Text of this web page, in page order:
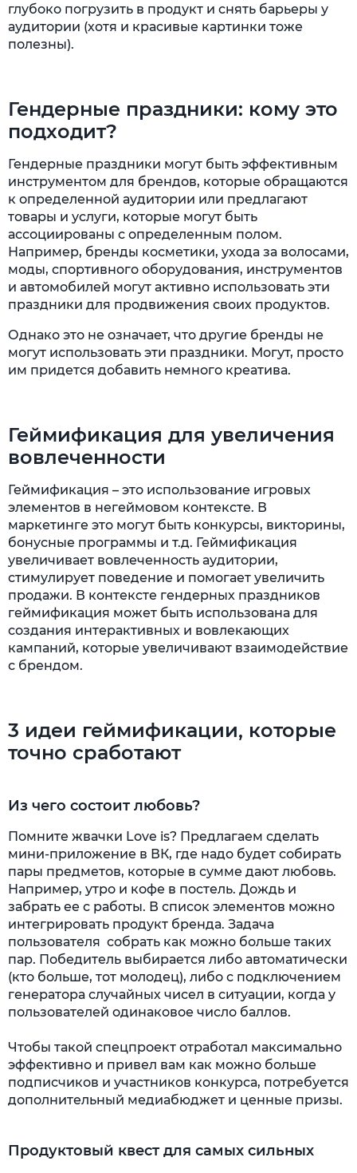
глубоко погрузить в продукт и снять барьеры у
аудитории (хотя и красивые картинки тоже
полезны).
Гендерные праздники: кому это
подходит?
Гендерные праздники могут быть эффективным
инструментом для брендов, которые обращаются
к определенной аудитории или предлагают
товары и услуги, которые могут быть
ассоциированы с определенным полом.
Например, бренды косметики, ухода за волосами,
моды, спортивного оборудования, инструментов
и автомобилей могут активно использовать эти
праздники для продвижения своих продуктов.
Однако это не означает, что другие бренды не
могут использовать эти праздники. Могут, просто
им придется добавить немного креатива.
Геймификация для увеличения
вовлеченности
Геймификация – это использование игровых
элементов в негеймовом контексте. В
маркетинге это могут быть конкурсы, викторины,
бонусные программы и т.д. Геймификация
увеличивает вовлеченность аудитории,
стимулирует поведение и помогает увеличить
продажи. В контексте гендерных праздников
геймификация может быть использована для
создания интерактивных и вовлекающих
кампаний, которые увеличивают взаимодействие
с брендом.
3 идеи геймификации, которые
точно сработают
Из чего состоит любовь?
Помните жвачки Love is? Предлагаем сделать
мини-приложение в ВК, где надо будет собирать
пары предметов, которые в сумме дают любовь.
Например, утро и кофе в постель. Дождь и
забрать ее с работы. В список элементов можно
интегрировать продукт бренда. Задача
пользователя собрать как можно больше таких
пар. Победитель выбирается либо автоматически
(кто больше, тот молодец), либо с подключением
генератора случайных чисел в ситуации, когда у
пользователей одинаковое число баллов.
Чтобы такой спецпроект отработал максимально
эффективно и привел вам как можно больше
подписчиков и участников конкурса, потребуется
дополнительный медиабюджет и ценные призы.
Продуктовый квест для самых сильных